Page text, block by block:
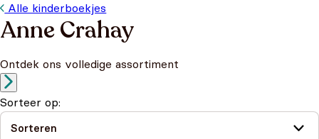
Alle kinderboekjes
Anne Crahay
Ontdek ons volledige assortiment
Sorteer op: